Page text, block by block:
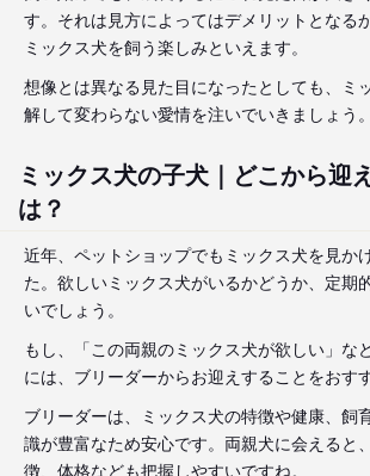
す。それは見方によってはデメリットとなる
ミックス犬を飼う楽しみといえます。
想像とは異なる見た目になったとしても、ミ
解して変わらない愛情を注いでいきましょう。
ミックス犬の子犬｜どこから迎
は？
近年、ペットショップでもミックス犬を見か
た。欲しいミックス犬がいるかどうか、定期
いでしょう。
もし、「この両親のミックス犬が欲しい」な
には、ブリーダーからお迎えすることをおす
ブリーダーは、ミックス犬の特徴や健康、飼
識が豊富なため安心です。両親犬に会えると
徴、体格なども把握しやすいですね。